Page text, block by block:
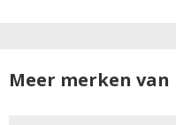
Meer merken van